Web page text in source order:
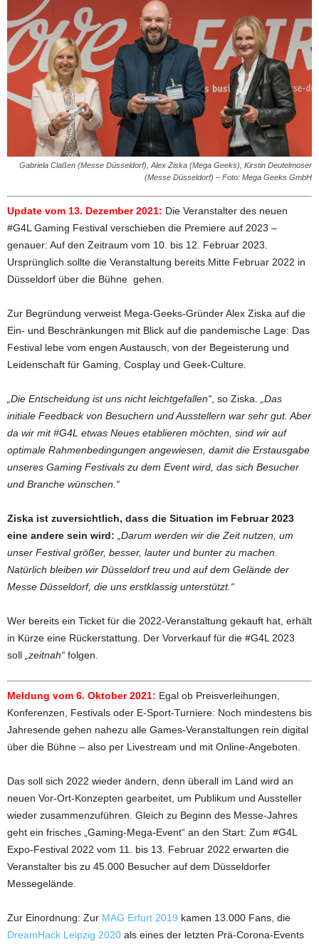
Gabriela Claßen (Messe Düsseldorf), Alex Ziska (Mega Geeks), Kirstin Deutelmoser
(Messe Düsseldorf) – Foto: Mega Geeks GmbH
Update vom 13. Dezember 2021: Die Veranstalter des neuen
#G4L Gaming Festival verschieben die Premiere auf 2023 –
genauer: Auf den Zeitraum vom 10. bis 12. Februar 2023.
Ursprünglich sollte die Veranstaltung bereits Mitte Februar 2022 in
Düsseldorf über die Bühne gehen.
Zur Begründung verweist Mega-Geeks-Gründer Alex Ziska auf die
Ein- und Beschränkungen mit Blick auf die pandemische Lage: Das
Festival lebe vom engen Austausch, von der Begeisterung und
Leidenschaft für Gaming, Cosplay und Geek-Culture.
„Die Entscheidung ist uns nicht leichtgefallen“, so Ziska. „Das
initiale Feedback von Besuchern und Ausstellern war sehr gut. Aber
da wir mit #G4L etwas Neues etablieren möchten, sind wir auf
optimale Rahmenbedingungen angewiesen, damit die Erstausgabe
unseres Gaming Festivals zu dem Event wird, das sich Besucher
und Branche wünschen.“
Ziska ist zuversichtlich, dass die Situation im Februar 2023
eine andere sein wird: „Darum werden wir die Zeit nutzen, um
unser Festival größer, besser, lauter und bunter zu machen.
Natürlich bleiben wir Düsseldorf treu und auf dem Gelände der
Messe Düsseldorf, die uns erstklassig unterstützt.“
Wer bereits ein Ticket für die 2022-Veranstaltung gekauft hat, erhält
in Kürze eine Rückerstattung. Der Vorverkauf für die #G4L 2023
soll „zeitnah“ folgen.
Meldung vom 6. Oktober 2021: Egal ob Preisverleihungen,
Konferenzen, Festivals oder E-Sport-Turniere: Noch mindestens bis
Jahresende gehen nahezu alle Games-Veranstaltungen rein digital
über die Bühne – also per Livestream und mit Online-Angeboten.
Das soll sich 2022 wieder ändern, denn überall im Land wird an
neuen Vor-Ort-Konzepten gearbeitet, um Publikum und Aussteller
wieder zusammenzuführen. Gleich zu Beginn des Messe-Jahres
geht ein frisches „Gaming-Mega-Event“ an den Start: Zum #G4L
Expo-Festival 2022 vom 11. bis 13. Februar 2022 erwarten die
Veranstalter bis zu 45.000 Besucher auf dem Düsseldorfer
Messegelände.
Zur Einordnung: Zur MAG Erfurt 2019 kamen 13.000 Fans, die
DreamHack Leipzig 2020 als eines der letzten Prä-Corona-Events